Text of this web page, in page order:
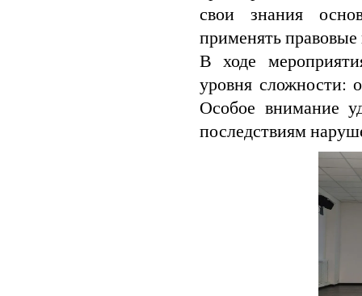
свои знания
применять
В ходе
уровня сложности:
Особое внимание
последствиям